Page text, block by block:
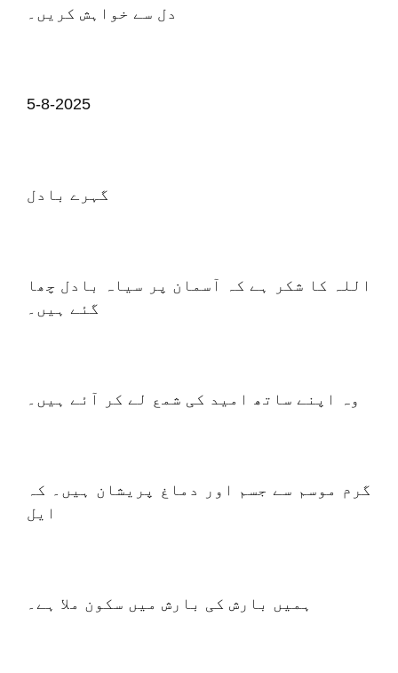
دل سے خواہش کریں۔
5-8-2025
گہرے بادل
اللہ کا شکر ہے کہ آسمان پر سیاہ بادل چھا
گئے ہیں۔
وہ اپنے ساتھ امید کی شمع لے کر آئے ہیں۔
گرم موسم سے جسم اور دماغ پریشان ہیں۔ کہ
ایل
ہمیں بارش کی بارش میں سکون ملا ہے۔